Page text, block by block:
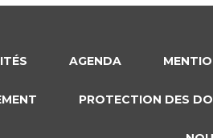
AGENDA
PROTECTION DES